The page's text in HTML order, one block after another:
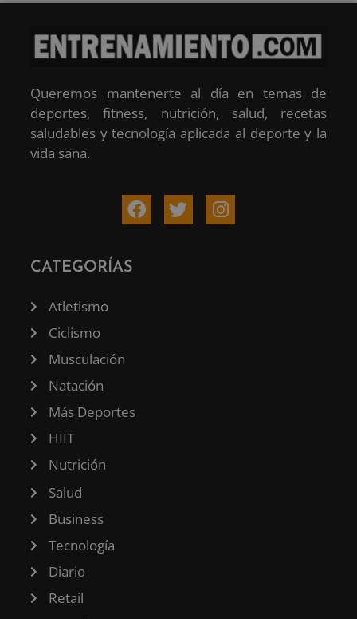
Queremos mantenerte al día en temas de
deportes, fitness, nutrición, salud, recetas
saludables y tecnología aplicada al deporte y la
vida sana.
CATEGORÍAS
Atletismo
Ciclismo
Musculación
Natación
Más Deportes
HIIT
Nutrición
Salud
Business
Tecnología
Diario
Retail